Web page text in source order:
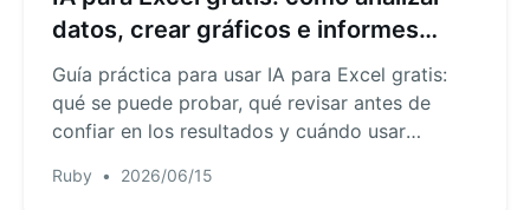
datos, crear gráficos e informes
online
Guía práctica para usar IA para Excel gratis:
qué se puede probar, qué revisar antes de
confiar en los resultados y cuándo usar
imágenes.
Ruby • 2026/06/15